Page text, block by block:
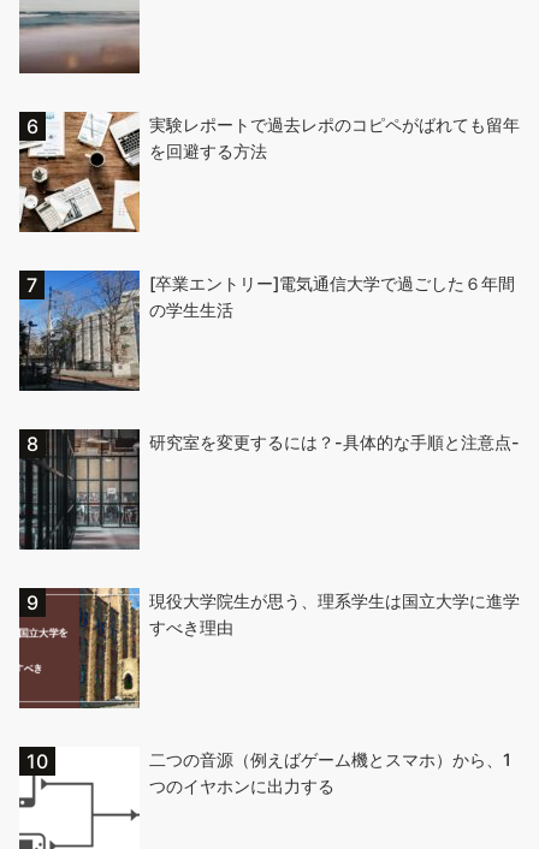
実験レポートで過去レポのコピペがばれても留年
を回避する方法
[卒業エントリー]電気通信大学で過ごした６年間
の学生生活
研究室を変更するには？-具体的な手順と注意点-
現役大学院生が思う、理系学生は国立大学に進学
すべき理由
二つの音源（例えばゲーム機とスマホ）から、1
つのイヤホンに出力する